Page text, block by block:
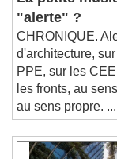
La petite
"alerte" ?
CHRONIQUE.
d'architecture,
PPE, sur les
les fronts, au
au sens propre. ...